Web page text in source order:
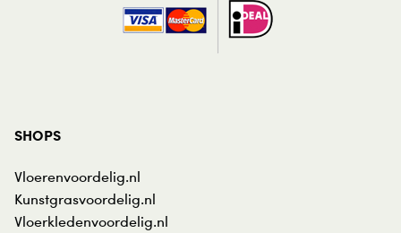
SHOPS
Vloerenvoordelig.nl
Kunstgrasvoordelig.nl
Vloerkledenvoordelig.nl